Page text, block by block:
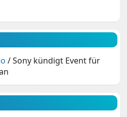
/Sony kündigt Event für